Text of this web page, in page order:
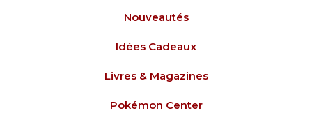
Nouveautés
Idées Cadeaux
Livres & Magazines
Pokémon Center